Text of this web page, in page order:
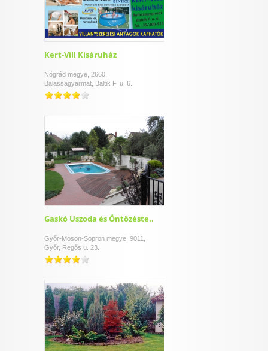
Kert-Vill Kisáruház
Nógrád megye, 2660,
Balassagyarmat, Baltik F. u. 6.
Gaskó Uszoda és Öntözéste..
Győr-Moson-Sopron megye, 9011,
Győr, Regős u. 23.